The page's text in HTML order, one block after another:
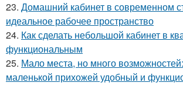
23. Домашний кабинет в современном
идеальное рабочее пространство
24. Как сделать небольшой кабинет в
функциональным
25. Мало места, но много возможностей:
маленькой прихожей удобный и